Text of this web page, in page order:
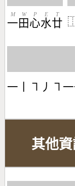
一
M
田
W
心
P
水
E
廿
T
一丨㇕丿㇕
其他